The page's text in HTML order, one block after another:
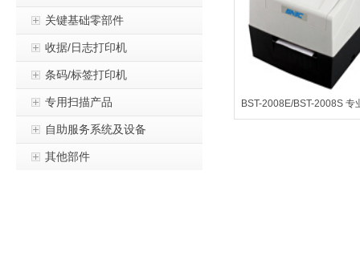
关键基础零部件
收据/日志打印机
条码/标签打印机
专用扫描产品
自助服务系统及设备
其他部件
BST-2008E/BST-2008S 专